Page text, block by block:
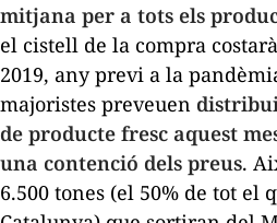
mitjana per a tots els
el cistell de la compra
2019, any previ a la
majoristes preveuen
de producte fresc aquest
una contenció dels preus.
6.500 tones (el 50% de tot el